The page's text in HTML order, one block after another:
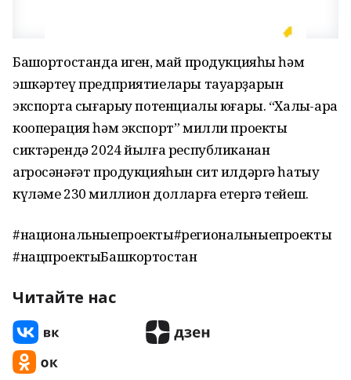
Башҡортостанда иген, май продукцияһы һәм
эшкәртеү предприятиелары тауарҙарын
экспортҡа сығарыу потенциалы юғары. “Халыҡ-ара
кооперация һәм экспорт” милли проекты
сиктәрендә 2024 йылға республиканан
агросәнәғәт продукцияһын сит илдәргә һатыу
күләме 230 миллион долларға етергә тейеш.
#национальныепроекты#региональныепроекты
#нацпроектыБашкортостан
Читайте нас